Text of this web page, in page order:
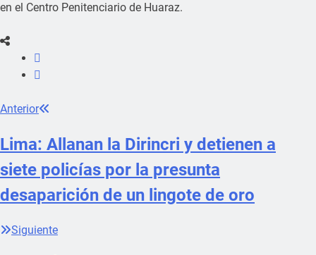
en el Centro Penitenciario de Huaraz.
Anterior
Lima: Allanan la Dirincri y detienen a
siete policías por la presunta
desaparición de un lingote de oro
Siguiente